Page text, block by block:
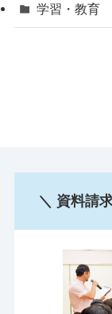
学習・教育
＼ 資料請